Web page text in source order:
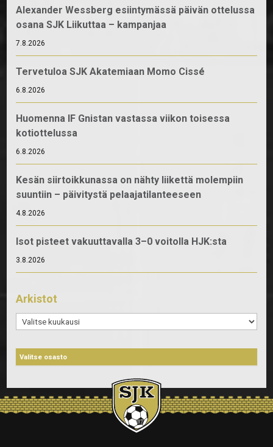
Alexander Wessberg esiintymässä päivän ottelussa
osana SJK Liikuttaa – kampanjaa
7.8.2026
Tervetuloa SJK Akatemiaan Momo Cissé
6.8.2026
Huomenna IF Gnistan vastassa viikon toisessa
kotiottelussa
6.8.2026
Kesän siirtoikkunassa on nähty liikettä molempiin
suuntiin – päivitystä pelaajatilanteeseen
4.8.2026
Isot pisteet vakuuttavalla 3–0 voitolla HJK:sta
3.8.2026
Arkistot
Arkistot